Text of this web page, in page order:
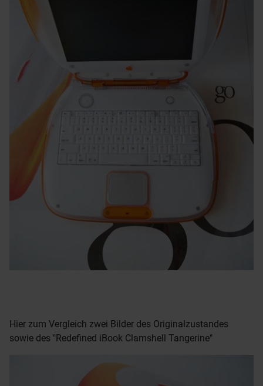
Hier zum Vergleich zwei Bilder des Originalzustandes
sowie des "Redefined iBook Clamshell Tangerine"